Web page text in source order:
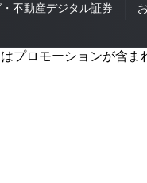
不動産デジタル証券
プロモーションが含ま